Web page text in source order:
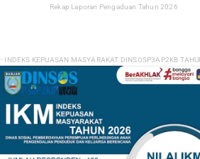
Rekap Laporan Pengaduan Tahun 2026
- INDEKS KEPUASAN MASYARAKAT DINSOSP3AP2KB